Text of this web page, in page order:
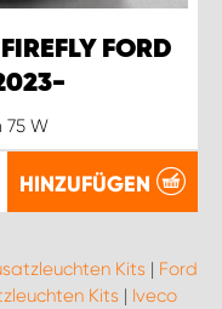
FORD
75 W
HINZUFÜGEN
Kits | Ford
Kits | Iveco